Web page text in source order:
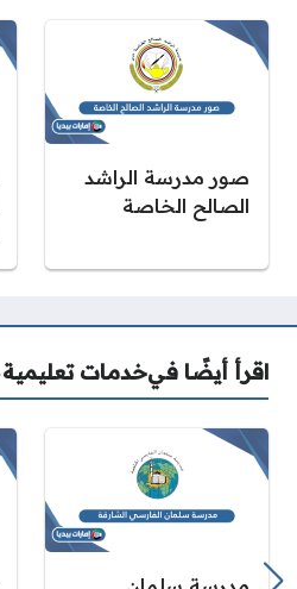
صور مدرسة الراشد
الصالح الخاصة
اقرأ أيضًا فيخدمات تعليمية